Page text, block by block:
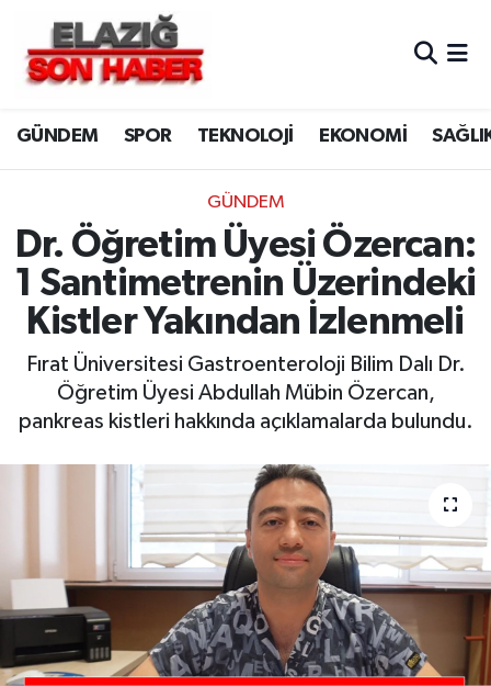
GÜNDEM SPOR TEKNOLOJİ EKONOMİ
GÜNDEM
Dr. Öğretim Üyesi Özercan:
1 Santimetrenin Üzerindeki
Kistler Yakından İzlenmeli
Fırat Üniversitesi Gastroenteroloji Bilim Dalı Dr.
Öğretim Üyesi Abdullah Mübin Özercan,
pankreas kistleri hakkında açıklamalarda bulundu.
CANLI YAYIN
ASAYİŞ
BİLİM VE TEKNOLOJİ
DÜNYA
EĞİTİM
EKONOMİ
ELAZIĞ
GENEL
GÜNDEM
HABERDE İNSAN
KÜLTÜR-SANAT
Merkez Hava Durumu
Merkez Trafik Yoğunluk Haritası
Süper Lig Puan Durumu ve Fikstür
Tüm Manşetler
Son Dakika Haberleri
Haber Arşivi